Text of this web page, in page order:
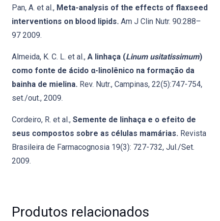
Pan, A. et al., Meta-analysis of the effects of flaxseed
interventions on blood lipids. Am J Clin Nutr. 90:288–
97 2009.
Almeida, K. C. L. et al., A linhaça (Linum usitatissimum)
como fonte de ácido α-linolênico na formação da
bainha de mielina. Rev. Nutr., Campinas, 22(5):747-754,
set./out., 2009.
Cordeiro, R. et al., Semente de linhaça e o efeito de
seus compostos sobre as células mamárias. Revista
Brasileira de Farmacognosia 19(3): 727-732, Jul./Set.
2009.
Produtos relacionados